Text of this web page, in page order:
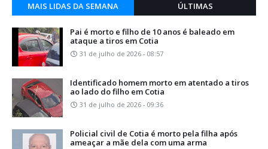
MAIS LIDAS DA SEMANA ÚLTIMAS
Pai é morto e filho de 10 anos é baleado em
ataque a tiros em Cotia
31 de julho de 2026 - 08:57
Identificado homem morto em atentado a tiros
ao lado do filho em Cotia
31 de julho de 2026 - 09:36
Policial civil de Cotia é morto pela filha após
ameaçar a mãe dela com uma arma